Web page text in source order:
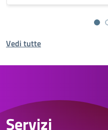
Vedi tutte
Servizi